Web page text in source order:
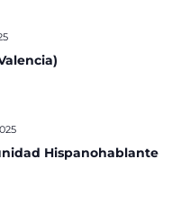
Hispanohablante